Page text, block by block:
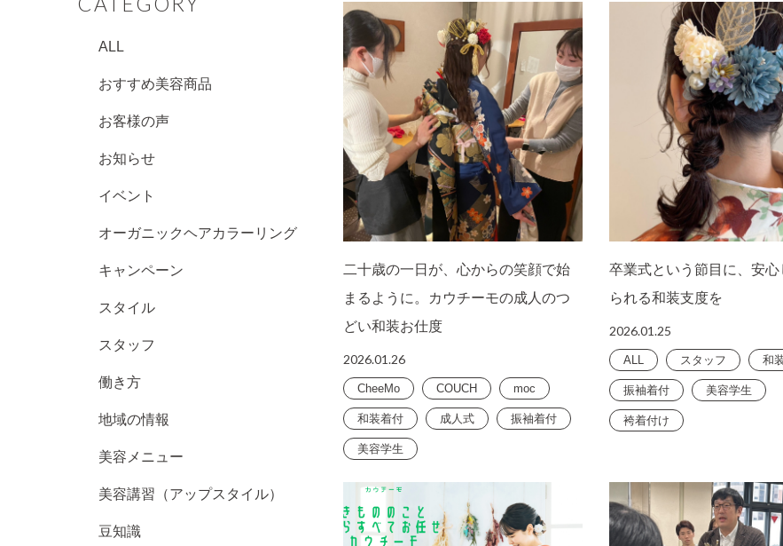
ALL
おすすめ美容商品
お客様の声
お知らせ
イベント
オーガニックヘアカラーリング
キャンペーン
スタイル
スタッフ
働き方
地域の情報
美容メニュー
美容講習（アップスタイル）
豆知識
二十歳の一日が、心からの笑顔で始
まるように。カウチーモの成人のつ
どい和装お仕度
2026.01.26
CheeMo COUCH moc
和装着付 成人式 振袖着付
美容学生
卒業式という節目に、安心
られる和装支度を
2026.01.25
ALL スタッフ 和
振袖着付 美容学生
袴着付け